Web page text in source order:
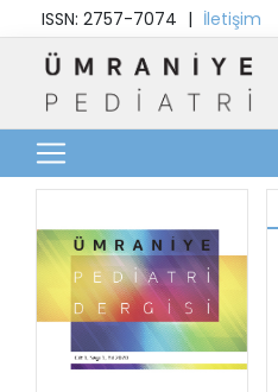
ISSN: 2757-7074 | İletişim